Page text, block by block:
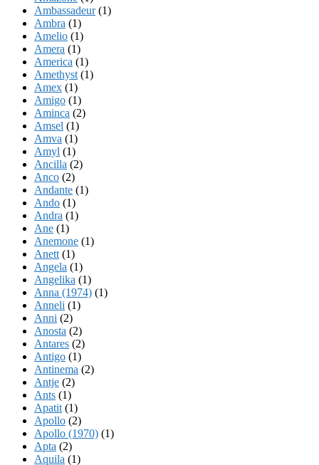
Ambassadeur(1)
Ambra (1)
Amelio (1)
Amera (1)
America (1)
Amethyst (1)
Amex (1)
Amigo (1)
Aminca (2)
Amsel (1)
Amva (1)
Amyl (1)
Ancilla (2)
Anco (2)
Andante (1)
Ando (1)
Andra (1)
Ane (1)
Anemone (1)
Anett (1)
Angela (1)
Angelika (1)
Anna (1974) (1)
Anneli (1)
Anni (2)
Anosta (2)
Antares (2)
Antigo (1)
Antinema (2)
Antje (2)
Ants (1)
Apatit (1)
Apollo (2)
Apollo (1970) (1)
Apta (2)
Aquila (1)